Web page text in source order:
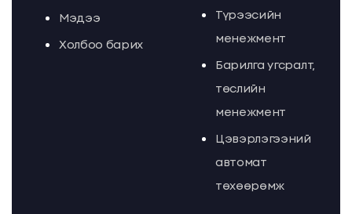
Мэдээ
Холбоо барих
Түрээсийн
менежмент
Барилга угсралт,
төслийн
менежмент
Цэвэрлэгээний
автомат
төхөөрөмж